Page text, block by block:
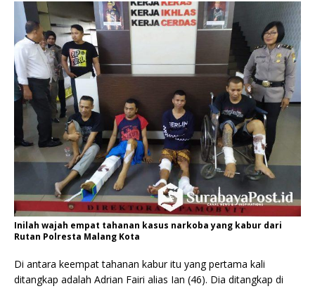
Inilah wajah empat tahanan kasus narkoba yang kabur dari
Rutan Polresta Malang Kota
Di antara keempat tahanan kabur itu yang pertama kali
ditangkap adalah Adrian Fairi alias Ian (46). Dia ditangkap di